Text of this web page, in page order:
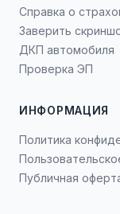
Справка о
Заверить
ДКП автомобиля
Проверка ЭП
ИНФОРМАЦИЯ
Политика
Публичная